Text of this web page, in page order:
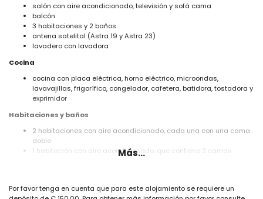
salón con aire acondicionado, televisión y sofá cama
balcón
3 habitaciones y 2 baños
antena satelital (Astra 19 y Astra 23)
lavadero con lavadora
Cocina
cocina con placa eléctrica, horno eléctrico, microondas,
lavavajillas, frigorífico, congelador, cafetera, batidora, tostadora y
exprimidor
Habitaciones y baños
2 habitaciones con aire acondicionado, cada una con una cama
doble
1 habitación con aire acondicionado, que contiene 2 camas
Más...
Por favor tenga en cuenta que para este alojamiento se requiere un